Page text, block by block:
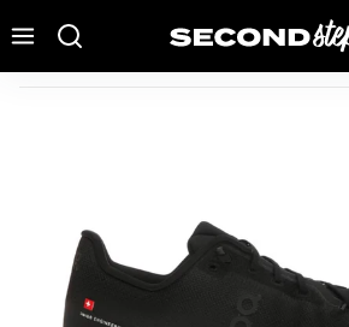
On Running Cloudtilt Black Eclipse